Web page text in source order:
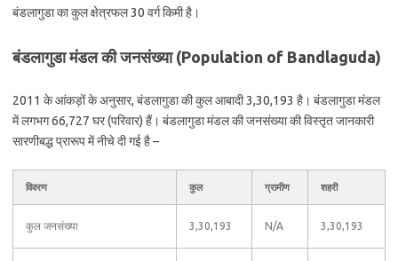
बंडलागुडा का कुल क्षेत्रफल 30 वर्ग किमी है।
बंडलागुडा मंडल की जनसंख्या (Population of Bandlaguda)
2011 के आंकड़ों के अनुसार, बंडलागुडा की कुल आबादी 3,30,193 है। बंडलागुडा मंडल
में लगभग 66,727 घर (परिवार) हैं। बंडलागुडा मंडल की जनसंख्या की विस्तृत जानकारी
सारणीबद्ध प्रारूप में नीचे दी गई है –
विवरण कुल ग्रामीण शहरी
कुल जनसंख्या 3,30,193 N/A 3,30,193